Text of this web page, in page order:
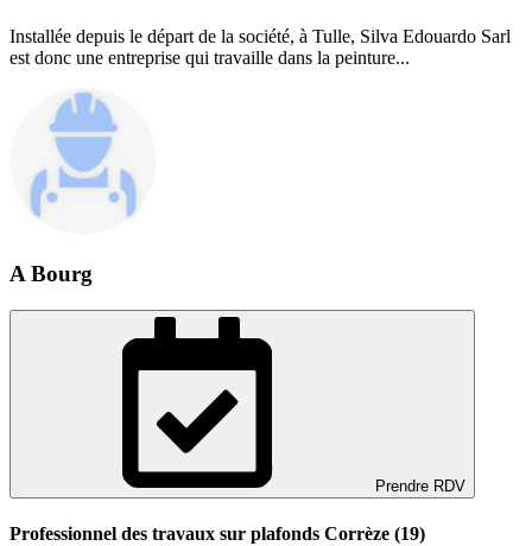
Installée depuis le départ de la société, à Tulle, Silva Edouardo Sarl
est donc une entreprise qui travaille dans la peinture...
A Bourg
Prendre RDV
Professionnel des travaux sur plafonds Corrèze (19)